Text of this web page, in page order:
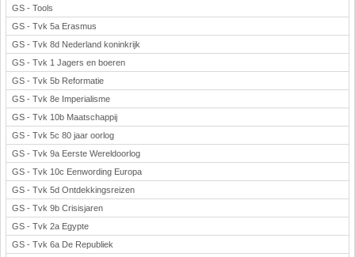
GS - Tools
GS - Tvk 5a Erasmus
GS - Tvk 8d Nederland koninkrijk
GS - Tvk 1 Jagers en boeren
GS - Tvk 5b Reformatie
GS - Tvk 8e Imperialisme
GS - Tvk 10b Maatschappij
GS - Tvk 5c 80 jaar oorlog
GS - Tvk 9a Eerste Wereldoorlog
GS - Tvk 10c Eenwording Europa
GS - Tvk 5d Ontdekkingsreizen
GS - Tvk 9b Crisisjaren
GS - Tvk 2a Egypte
GS - Tvk 6a De Republiek